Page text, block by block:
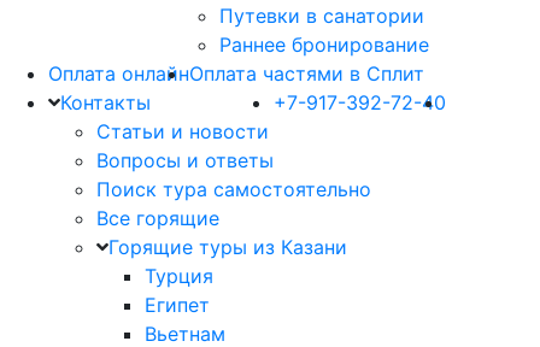
Путевки в санатории
Раннее бронирование
Оплата онлайнОплата частями в Сплит
Контакты
Статьи и новости
Вопросы и ответы
+7-917-392-72-40
Поиск тура самостоятельно
Все горящие
Горящие туры из Казани
Турция
Египет
Вьетнам